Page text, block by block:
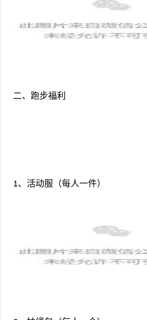
二、跑步福利
1、活动服（每人一件）